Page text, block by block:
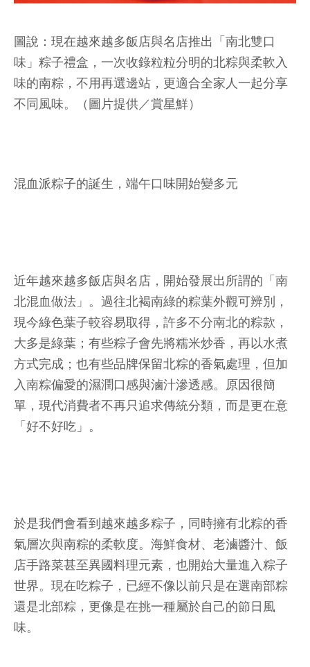
圖說：現在越來越多飯店與名店推出「南北雙口
味」粽子禮盒，一次收錄粒粒分明的北粽與柔軟入
味的南粽，不用再選邊站，更適合全家人一起分享
不同風味。（圖片提供／賞星鮮）
混血派粽子的誕生，端午口味開始變多元
近年越來越多飯店與名店，開始發展出所謂的「南
北混血做法」。過往北褐南綠的粽葉外觀可辨別，
現今綠色葉子較容易取得，許多不分南北的粽款，
大多是綠葉；有些粽子會先將糯米炒香，再以水煮
方式完成；也有些品牌保留北粽的香氣處理，但加
入南粽偏愛的濕潤口感與滷汁滲透感。原因很簡
單，現代消費者不再只追求傳統分類，而是更在意
「好不好吃」。
於是我們會看到越來越多粽子，同時擁有北粽的香
氣層次與南粽的柔軟度。海鮮食材、老滷醬汁、飯
店手路菜甚至異國料理元素，也開始大量進入粽子
世界。現在吃粽子，已經不像以前只是在選南部粽
還是北部粽，更像是在挑一種屬於自己的節日風
味。